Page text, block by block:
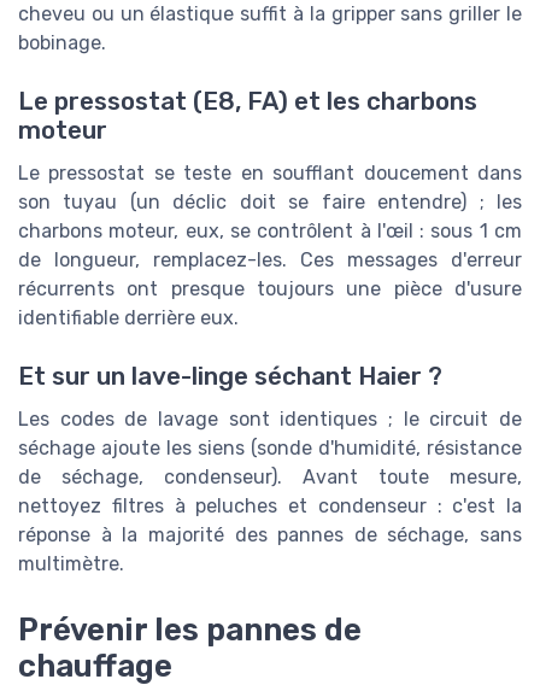
cheveu ou un élastique suffit à la gripper sans griller le
bobinage.
Le pressostat (E8, FA) et les charbons
moteur
Le pressostat se teste en soufflant doucement dans
son tuyau (un déclic doit se faire entendre) ; les
charbons moteur, eux, se contrôlent à l'œil : sous 1 cm
de longueur, remplacez-les. Ces messages d'erreur
récurrents ont presque toujours une pièce d'usure
identifiable derrière eux.
Et sur un lave-linge séchant Haier ?
Les codes de lavage sont identiques ; le circuit de
séchage ajoute les siens (sonde d'humidité, résistance
de séchage, condenseur). Avant toute mesure,
nettoyez filtres à peluches et condenseur : c'est la
réponse à la majorité des pannes de séchage, sans
multimètre.
Prévenir les pannes de
chauffage